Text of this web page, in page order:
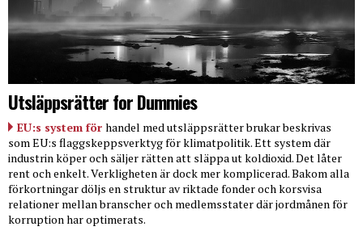
Utsläppsrätter for Dummies
EU:s system för handel med utsläppsrätter brukar beskrivas
som EU:s flaggskeppsverktyg för klimatpolitik. Ett system där
industrin köper och säljer rätten att släppa ut koldioxid. Det låter
rent och enkelt. Verkligheten är dock mer komplicerad. Bakom alla
förkortningar döljs en struktur av riktade fonder och korsvisa
relationer mellan branscher och medlemsstater där jordmånen för
korruption har optimerats.